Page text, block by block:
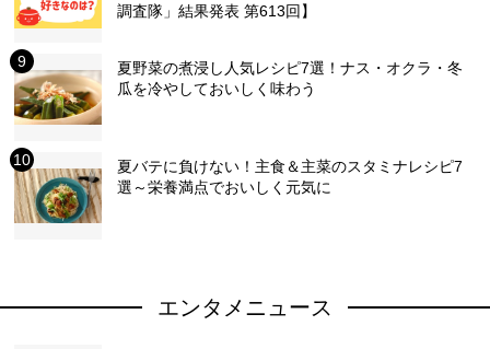
調査隊」結果発表 第613回】
夏野菜の煮浸し人気レシピ7選！ナス・オクラ・冬
瓜を冷やしておいしく味わう
夏バテに負けない！主食＆主菜のスタミナレシピ7
選～栄養満点でおいしく元気に
エンタメニュース